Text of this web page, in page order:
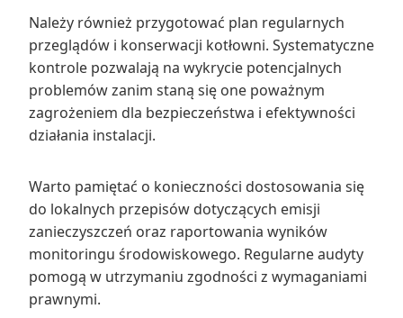
Należy również przygotować plan regularnych
przeglądów i konserwacji kotłowni. Systematyczne
kontrole pozwalają na wykrycie potencjalnych
problemów zanim staną się one poważnym
zagrożeniem dla bezpieczeństwa i efektywności
działania instalacji.
Warto pamiętać o konieczności dostosowania się
do lokalnych przepisów dotyczących emisji
zanieczyszczeń oraz raportowania wyników
monitoringu środowiskowego. Regularne audyty
pomogą w utrzymaniu zgodności z wymaganiami
prawnymi.